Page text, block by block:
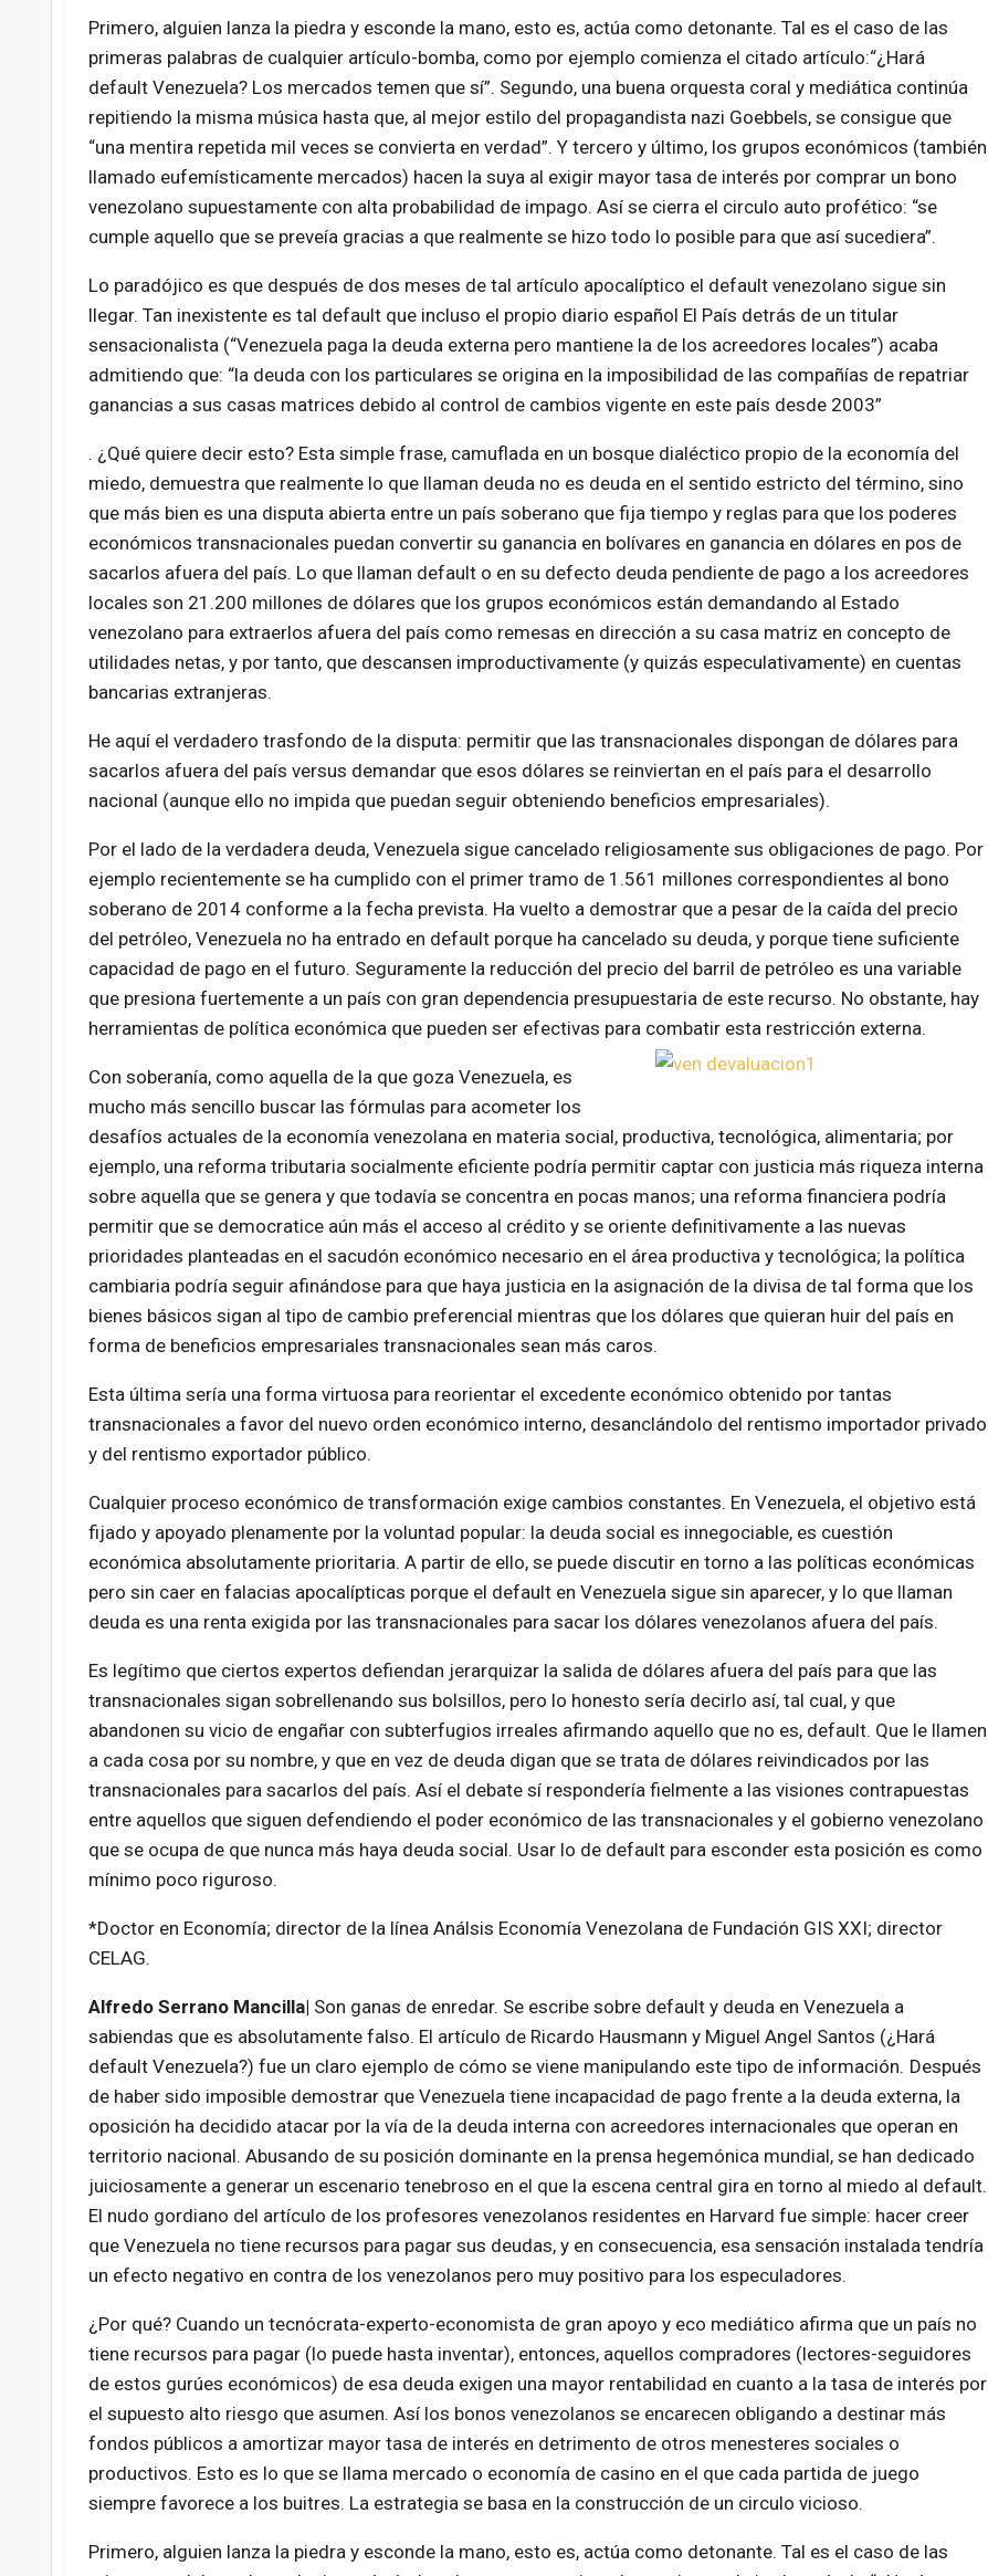
Primero, alguien lanza la piedra y esconde la mano, esto es, actúa como detonante. Tal es el caso de las
primeras palabras de cualquier artículo-bomba, como por ejemplo comienza el citado artículo:“¿Hará
default Venezuela? Los mercados temen que sí”. Segundo, una buena orquesta coral y mediática continúa
repitiendo la misma música hasta que, al mejor estilo del propagandista nazi Goebbels, se consigue que
“una mentira repetida mil veces se convierta en verdad”. Y tercero y último, los grupos económicos (también
llamado eufemísticamente mercados) hacen la suya al exigir mayor tasa de interés por comprar un bono
venezolano supuestamente con alta probabilidad de impago. Así se cierra el circulo auto profético: “se
cumple aquello que se preveía gracias a que realmente se hizo todo lo posible para que así sucediera”.
Lo paradójico es que después de dos meses de tal artículo apocalíptico el default venezolano sigue sin
llegar. Tan inexistente es tal default que incluso el propio diario español El País detrás de un titular
sensacionalista (“Venezuela paga la deuda externa pero mantiene la de los acreedores locales”) acaba
admitiendo que: “la deuda con los particulares se origina en la imposibilidad de las compañías de repatriar
ganancias a sus casas matrices debido al control de cambios vigente en este país desde 2003”
. ¿Qué quiere decir esto? Esta simple frase, camuflada en un bosque dialéctico propio de la economía del
miedo, demuestra que realmente lo que llaman deuda no es deuda en el sentido estricto del término, sino
que más bien es una disputa abierta entre un país soberano que fija tiempo y reglas para que los poderes
económicos transnacionales puedan convertir su ganancia en bolívares en ganancia en dólares en pos de
sacarlos afuera del país. Lo que llaman default o en su defecto deuda pendiente de pago a los acreedores
locales son 21.200 millones de dólares que los grupos económicos están demandando al Estado
venezolano para extraerlos afuera del país como remesas en dirección a su casa matriz en concepto de
utilidades netas, y por tanto, que descansen improductivamente (y quizás especulativamente) en cuentas
bancarias extranjeras.
He aquí el verdadero trasfondo de la disputa: permitir que las transnacionales dispongan de dólares para
sacarlos afuera del país versus demandar que esos dólares se reinviertan en el país para el desarrollo
nacional (aunque ello no impida que puedan seguir obteniendo beneficios empresariales).
Por el lado de la verdadera deuda, Venezuela sigue cancelado religiosamente sus obligaciones de pago. Por
ejemplo recientemente se ha cumplido con el primer tramo de 1.561 millones correspondientes al bono
soberano de 2014 conforme a la fecha prevista. Ha vuelto a demostrar que a pesar de la caída del precio
del petróleo, Venezuela no ha entrado en default porque ha cancelado su deuda, y porque tiene suficiente
capacidad de pago en el futuro. Seguramente la reducción del precio del barril de petróleo es una variable
que presiona fuertemente a un país con gran dependencia presupuestaria de este recurso. No obstante, hay
herramientas de política económica que pueden ser efectivas para combatir esta restricción externa.
Con soberanía, como aquella de la que goza Venezuela, es
mucho más sencillo buscar las fórmulas para acometer los
desafíos actuales de la economía venezolana en materia social, productiva, tecnológica, alimentaria; por
ejemplo, una reforma tributaria socialmente eficiente podría permitir captar con justicia más riqueza interna
sobre aquella que se genera y que todavía se concentra en pocas manos; una reforma financiera podría
permitir que se democratice aún más el acceso al crédito y se oriente definitivamente a las nuevas
prioridades planteadas en el sacudón económico necesario en el área productiva y tecnológica; la política
cambiaria podría seguir afinándose para que haya justicia en la asignación de la divisa de tal forma que los
bienes básicos sigan al tipo de cambio preferencial mientras que los dólares que quieran huir del país en
forma de beneficios empresariales transnacionales sean más caros.
Esta última sería una forma virtuosa para reorientar el excedente económico obtenido por tantas
transnacionales a favor del nuevo orden económico interno, desanclándolo del rentismo importador privado
y del rentismo exportador público.
Cualquier proceso económico de transformación exige cambios constantes. En Venezuela, el objetivo está
fijado y apoyado plenamente por la voluntad popular: la deuda social es innegociable, es cuestión
económica absolutamente prioritaria. A partir de ello, se puede discutir en torno a las políticas económicas
pero sin caer en falacias apocalípticas porque el default en Venezuela sigue sin aparecer, y lo que llaman
deuda es una renta exigida por las transnacionales para sacar los dólares venezolanos afuera del país.
Es legítimo que ciertos expertos defiendan jerarquizar la salida de dólares afuera del país para que las
transnacionales sigan sobrellenando sus bolsillos, pero lo honesto sería decirlo así, tal cual, y que
abandonen su vicio de engañar con subterfugios irreales afirmando aquello que no es, default. Que le llamen
a cada cosa por su nombre, y que en vez de deuda digan que se trata de dólares reivindicados por las
transnacionales para sacarlos del país. Así el debate sí respondería fielmente a las visiones contrapuestas
entre aquellos que siguen defendiendo el poder económico de las transnacionales y el gobierno venezolano
que se ocupa de que nunca más haya deuda social. Usar lo de default para esconder esta posición es como
mínimo poco riguroso.
*Doctor en Economía; director de la línea Análsis Economía Venezolana de Fundación GIS XXI; director
CELAG.
Alfredo Serrano Mancilla| Son ganas de enredar. Se escribe sobre default y deuda en Venezuela a
sabiendas que es absolutamente falso. El artículo de Ricardo Hausmann y Miguel Angel Santos (¿Hará
default Venezuela?) fue un claro ejemplo de cómo se viene manipulando este tipo de información. Después
de haber sido imposible demostrar que Venezuela tiene incapacidad de pago frente a la deuda externa, la
oposición ha decidido atacar por la vía de la deuda interna con acreedores internacionales que operan en
territorio nacional. Abusando de su posición dominante en la prensa hegemónica mundial, se han dedicado
juiciosamente a generar un escenario tenebroso en el que la escena central gira en torno al miedo al default.
El nudo gordiano del artículo de los profesores venezolanos residentes en Harvard fue simple: hacer creer
que Venezuela no tiene recursos para pagar sus deudas, y en consecuencia, esa sensación instalada tendría
un efecto negativo en contra de los venezolanos pero muy positivo para los especuladores.
¿Por qué? Cuando un tecnócrata-experto-economista de gran apoyo y eco mediático afirma que un país no
tiene recursos para pagar (lo puede hasta inventar), entonces, aquellos compradores (lectores-seguidores
de estos gurúes económicos) de esa deuda exigen una mayor rentabilidad en cuanto a la tasa de interés por
el supuesto alto riesgo que asumen. Así los bonos venezolanos se encarecen obligando a destinar más
fondos públicos a amortizar mayor tasa de interés en detrimento de otros menesteres sociales o
productivos. Esto es lo que se llama mercado o economía de casino en el que cada partida de juego
siempre favorece a los buitres. La estrategia se basa en la construcción de un circulo vicioso.
Primero, alguien lanza la piedra y esconde la mano, esto es, actúa como detonante. Tal es el caso de las